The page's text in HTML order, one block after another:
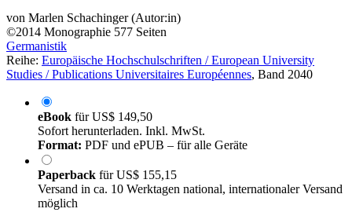
von Marlen Schachinger (Autor:in)
©2014 Monographie 577 Seiten
Germanistik
Reihe: Europäische Hochschulschriften / European University
Studies / Publications Universitaires Européennes, Band 2040
eBook fürUS$ 149,50
Sofort herunterladen. Inkl. MwSt.
Format: PDF und ePUB – für alle Geräte
Paperback fürUS$ 155,15
Versand in ca. 10 Werktagen national, internationaler Versand
möglich